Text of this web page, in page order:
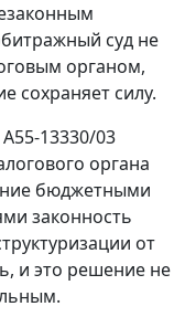
суд не
органом,
сохраняет силу.
13330/03
органа
бюджетными
законность
от
и это решение не